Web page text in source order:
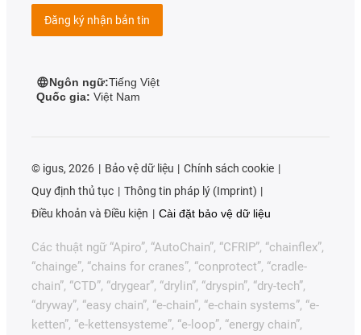
Đăng ký nhận bản tin
Ngôn ngữ:Tiếng Việt
Quốc gia: Việt Nam
© igus, 2026 Bảo vệ dữ liệu
Chính sách cookie
Quy định thủ tục
Thông tin pháp lý (Imprint)
Điều khoản và Điều kiện
Cài đặt bảo vệ dữ liệu
Các thuật ngữ “Apiro”, “AutoChain”, “CFRIP”, “chainflex”,
“chainge”, “chains for cranes”, “conprotect”, “cradle-
chain”, “CTD”, “drygear”, “drylin”, “dryspin”, “dry-tech”,
“dryway”, “easy chain”, “e-chain”, “e-chain systems”, “e-
ketten”, “e-kettensysteme”, “e-loop”, “energy chain”,